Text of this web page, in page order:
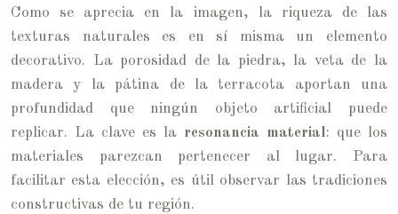
Como se aprecia en la imagen, la riqueza de las
texturas naturales es en sí misma un elemento
decorativo. La porosidad de la piedra, la veta de la
madera y la pátina de la terracota aportan una
profundidad que ningún objeto artificial puede
replicar. La clave es la resonancia material: que los
materiales parezcan pertenecer al lugar. Para
facilitar esta elección, es útil observar las tradiciones
constructivas de tu región.